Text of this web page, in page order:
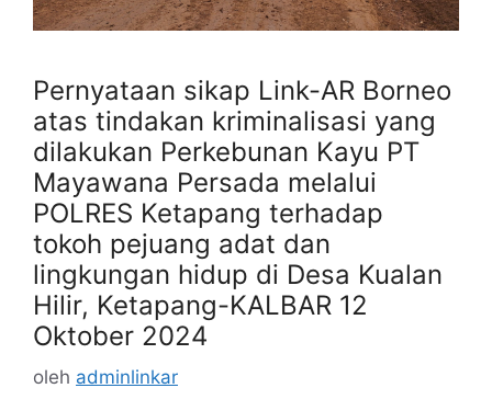
Pernyataan sikap Link-AR Borneo
atas tindakan kriminalisasi yang
dilakukan Perkebunan Kayu PT
Mayawana Persada melalui
POLRES Ketapang terhadap
tokoh pejuang adat dan
lingkungan hidup di Desa Kualan
Hilir, Ketapang-KALBAR 12
Oktober 2024
oleh adminlinkar